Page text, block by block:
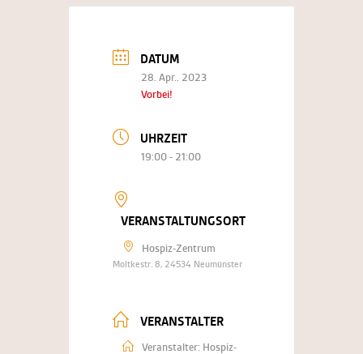
DATUM
28. Apr.. 2023
Vorbei!
UHRZEIT
19:00 - 21:00
VERANSTALTUNGSORT
Hospiz-Zentrum
Moltkestr. 8, 24534 Neumünster
VERANSTALTER
Veranstalter: Hospiz-